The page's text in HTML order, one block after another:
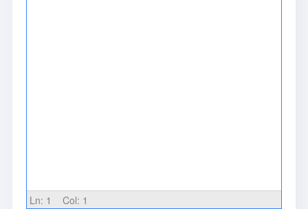
Ln: 1 Col: 1